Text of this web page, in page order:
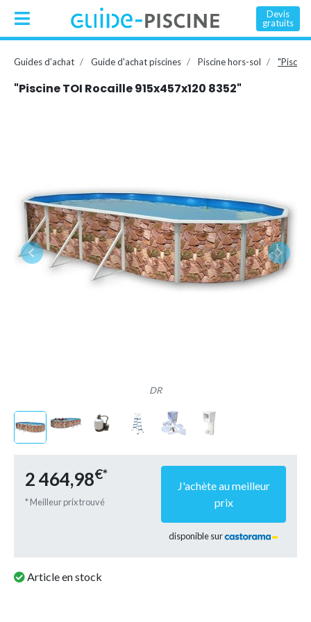
Devis
gratuits
Guides d'achat Guide d'achat piscines Piscine hors-sol
"Piscine TOI Rocaille 915x457x120 8352"
DR
2 464,98€*
* Meilleur prix trouvé
J'achète au meilleur
prix
disponible sur
Article en stock